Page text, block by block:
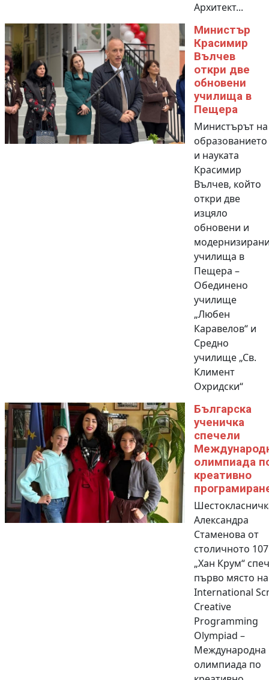
Архитект...
Министър
Красимир
Вълчев
откри две
обновени
училища в
Пещера
Министърът на
образованието
и науката
Красимир
Вълчев, който
откри две
изцяло
обновени и
училища в
Пещера –
Обединено
училище
„Любен
Каравелов“ и
Средно
училище „Св.
Климент
Охридски“
Българска
ученичка
спечели
олимпиада
креативно
Александра
Стаменова от
столичното
„Хан Крум“
първо място на
International
Creative
Programming
Olympiad –
Международна
олимпиада по